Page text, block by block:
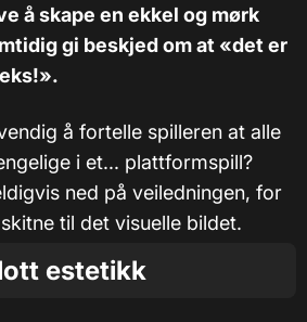
å skape en ekkel og mørk
gi beskjed om at «det er
å fortelle spilleren at alle
i et... plattformspill?
ned på veiledningen, for
til det visuelle bildet.
estetikk